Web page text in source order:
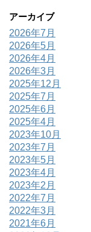
アーカイブ
2026年7月
2026年5月
2026年4月
2026年3月
2025年12月
2025年7月
2025年6月
2025年4月
2023年10月
2023年7月
2023年5月
2023年4月
2023年2月
2022年7月
2022年3月
2021年6月